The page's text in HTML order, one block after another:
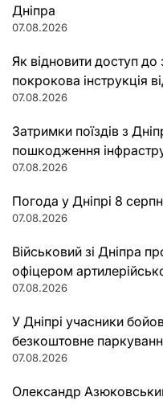
Дніпра
07.08.2026
Як відновити доступ
покрокова інструкція
07.08.2026
Затримки поїздів з
пошкодження
07.08.2026
Погода у Дніпрі 8
07.08.2026
Військовий зі Дніпра
офіцером
07.08.2026
У Дніпрі учасники
безкоштовне
07.08.2026
Олександр